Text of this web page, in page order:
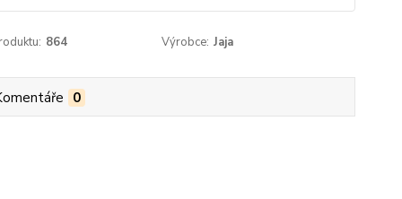
864 Výrobce: Jaja
0